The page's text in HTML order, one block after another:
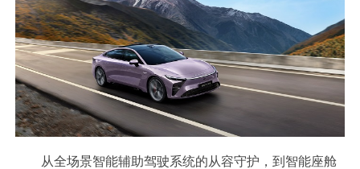
从全场景智能辅助驾驶系统的从容守护，到智能座舱